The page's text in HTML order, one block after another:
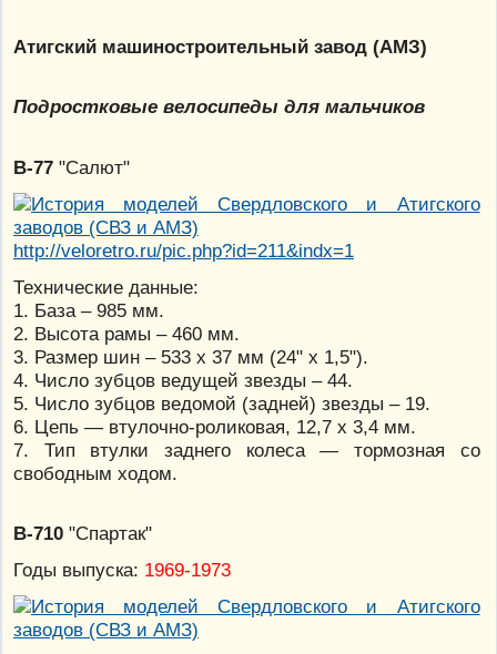
Атигский машиностроительный завод (АМЗ)
Подростковые велосипеды для мальчиков
В-77 "Салют"
http://veloretro.ru/pic.php?id=211&indx=1
Технические данные:
1. База – 985 мм.
2. Высота рамы – 460 мм.
3. Размер шин – 533 х 37 мм (24" х 1,5").
4. Число зубцов ведущей звезды – 44.
5. Число зубцов ведомой (задней) звезды – 19.
6. Цепь — втулочно-роликовая, 12,7 х 3,4 мм.
7. Тип втулки заднего колеса — тормозная со
свободным ходом.
В-710 "Спартак"
Годы выпуска: 1969-1973